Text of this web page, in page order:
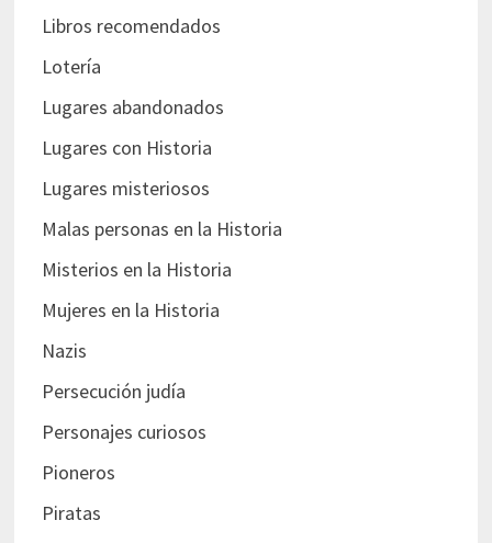
Libros recomendados
Lotería
Lugares abandonados
Lugares con Historia
Lugares misteriosos
Malas personas en la Historia
Misterios en la Historia
Mujeres en la Historia
Nazis
Persecución judía
Personajes curiosos
Pioneros
Piratas